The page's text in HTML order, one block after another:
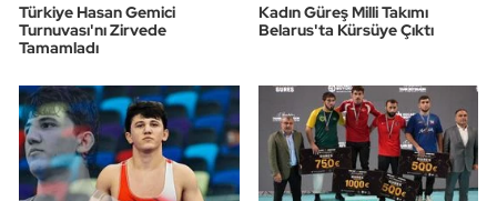
Türkiye Hasan Gemici
Turnuvası'nı Zirvede
Tamamladı
Kadın Güreş Milli Takımı
Belarus'ta Kürsüye Çıktı